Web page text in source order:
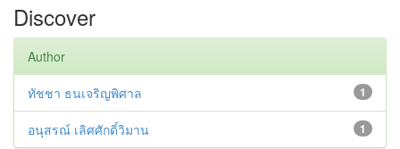
Discover
Author
1
ทัชชา ธนเจริญพิศาล
1
อนุสรณ์ เลิศศักดิ์วิมาน